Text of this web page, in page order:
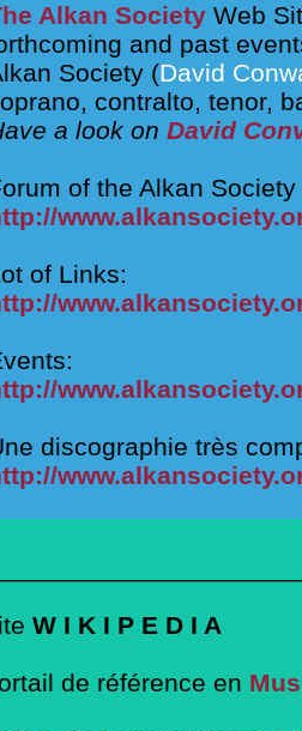
Alkan Society Web
and past
Society (David
contralto, tenor,
a look on David
of the Alkan Society
of Links:
discographie très
W I K I P E D I A
de référence en